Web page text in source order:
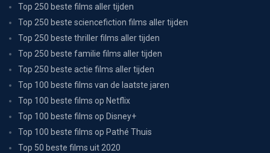
Top 250 beste films aller tijden
Top 250 beste sciencefiction films aller tijden
Top 250 beste thriller films aller tijden
Top 250 beste familie films aller tijden
Top 250 beste actie films aller tijden
Top 100 beste films van de laatste jaren
Top 100 beste films op Netflix
Top 100 beste films op Disney+
Top 100 beste films op Pathé Thuis
Top 50 beste films uit 2020